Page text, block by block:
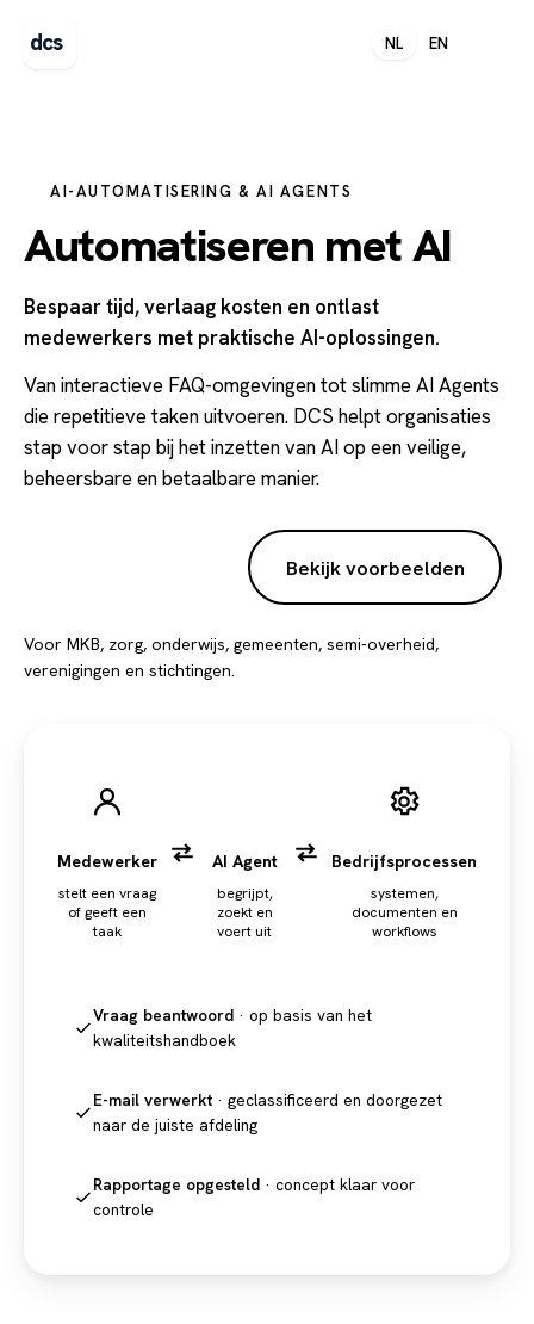
dcs NL EN
AI-AUTOMATISERING & AI AGENTS
Automatiseren met AI
Bespaar tijd, verlaag kosten en ontlast
medewerkers met praktische AI-oplossingen.
Van interactieve FAQ-omgevingen tot slimme AI Agents
die repetitieve taken uitvoeren. DCS helpt organisaties
stap voor stap bij het inzetten van AI op een veilige,
beheersbare en betaalbare manier.
Bekijk voorbeelden
Voor MKB, zorg, onderwijs, gemeenten, semi-overheid,
verenigingen en stichtingen.
Medewerker
stelt een vraag
of geeft een
taak
AI Agent
begrijpt,
zoekt en
voert uit
Bedrijfsprocessen
systemen,
documenten en
workflows
Vraag beantwoord · op basis van het
kwaliteitshandboek
E-mail verwerkt · geclassificeerd en doorgezet
naar de juiste afdeling
Rapportage opgesteld · concept klaar voor
controle